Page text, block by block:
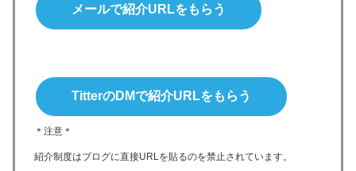
メールで紹介URLをもらう
TitterのDMで紹介URLをもらう
＊注意＊
紹介制度はブログに直接URLを貼るのを禁止されています。